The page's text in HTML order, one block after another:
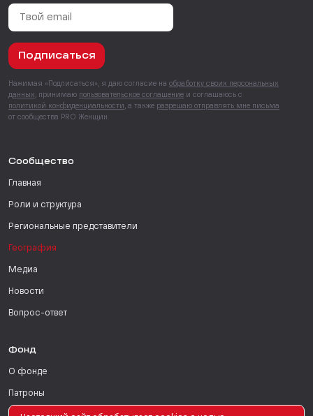
Подписаться
Нажимая «Подписаться», я даю согласие на обработку своих персональных
данных , принимаю пользовательское соглашение и соглашаюсь с
политикой конфиденциальности , а также разрешаю отправлять мне письма
от сообщества PRO Женщин.
Сообщество
Главная
Роли и структура
Региональные представители
География
Медиа
Новости
Вопрос-ответ
Фонд
О фонде
Патроны